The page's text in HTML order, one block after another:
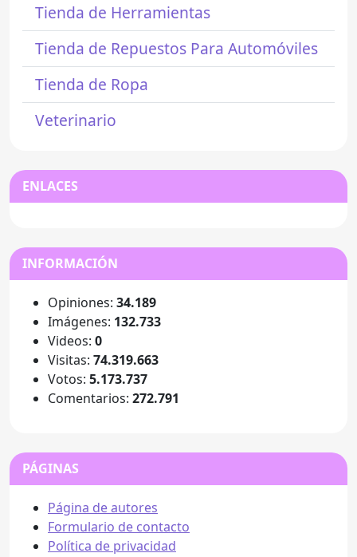
Tienda de Herramientas
Tienda de Repuestos Para Automóviles
Tienda de Ropa
Veterinario
ENLACES
INFORMACIÓN
Opiniones: 34.189
Imágenes: 132.733
Videos: 0
Visitas: 74.319.663
Votos: 5.173.737
Comentarios: 272.791
PÁGINAS
Página de autores
Formulario de contacto
Política de privacidad